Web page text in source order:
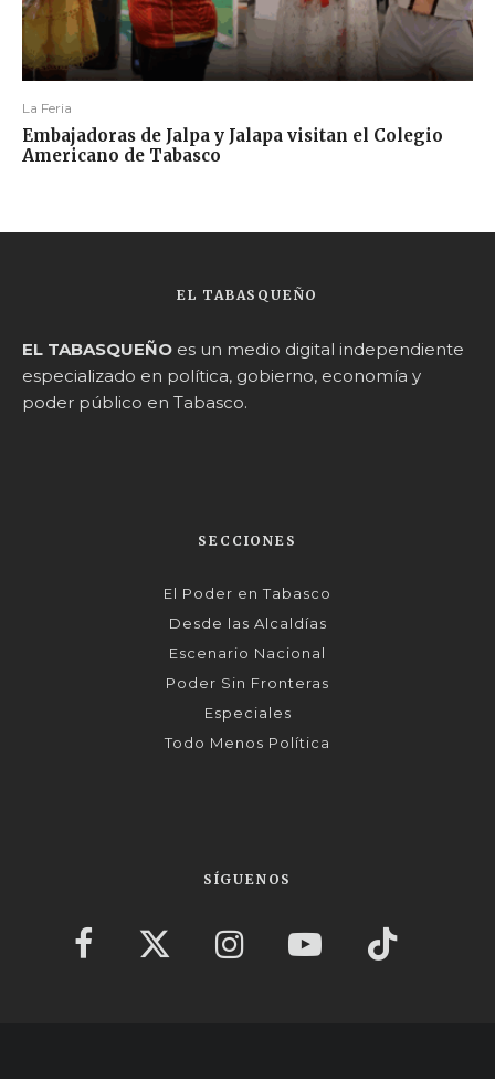
La Feria
Embajadoras de Jalpa y Jalapa visitan el Colegio
Americano de Tabasco
EL TABASQUEÑO
EL TABASQUEÑO es un medio digital independiente
especializado en política, gobierno, economía y
poder público en Tabasco.
SECCIONES
El Poder en Tabasco
Desde las Alcaldías
Escenario Nacional
Poder Sin Fronteras
Especiales
Todo Menos Política
SÍGUENOS